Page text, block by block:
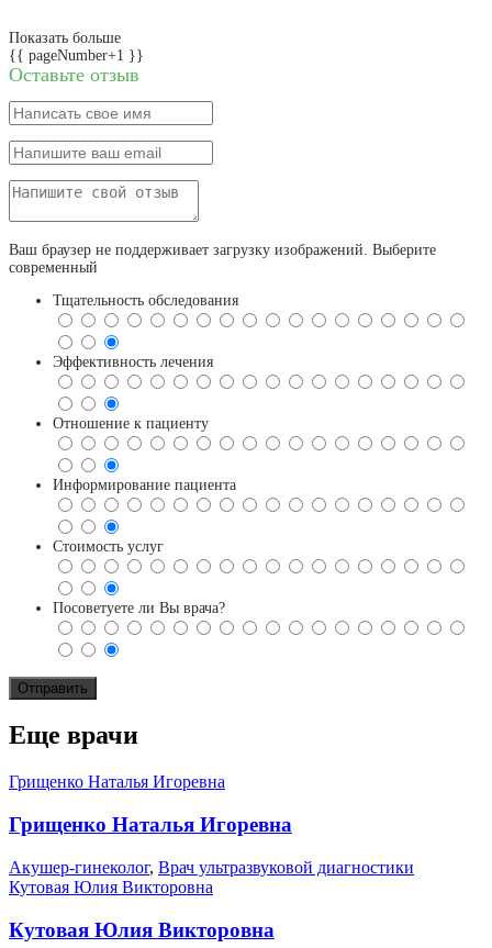
Показать больше
{{ pageNumber+1 }}
Оставьте отзыв
Ваш браузер не поддерживает загрузку изображений. Выберите
современный
Тщательность обследования
Эффективность лечения
Отношение к пациенту
Информирование пациента
Стоимость услуг
Посоветуете ли Вы врача?
Еще врачи
Грищенко Наталья Игоревна
Грищенко Наталья Игоревна
Акушер-гинеколог, Врач ультразвуковой диагностики
Кутовая Юлия Викторовна
Кутовая Юлия Викторовна